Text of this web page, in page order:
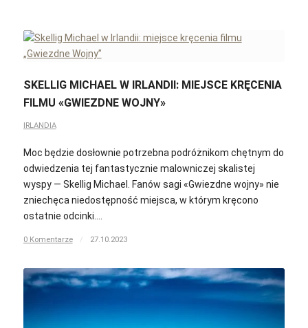
SKELLIG MICHAEL W IRLANDII: MIEJSCE KRĘCENIA
FILMU «GWIEZDNE WOJNY»
IRLANDIA
Moc będzie dosłownie potrzebna podróżnikom chętnym do
odwiedzenia tej fantastycznie malowniczej skalistej
wyspy — Skellig Michael. Fanów sagi «Gwiezdne wojny» nie
zniechęca niedostępność miejsca, w którym kręcono
ostatnie odcinki.…
0 Komentarze / 27.10.2023